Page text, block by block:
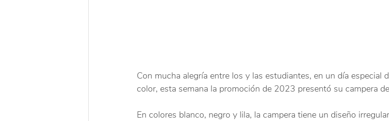
Con mucha alegría entre los y las estudiantes, en un día especial
color, esta semana la promoción de 2023 presentó su campera
En colores blanco, negro y lila, la campera tiene un diseño